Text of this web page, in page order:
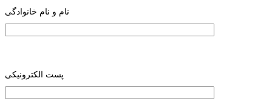
نام و نام خانوادگی
پست الکترونیکی